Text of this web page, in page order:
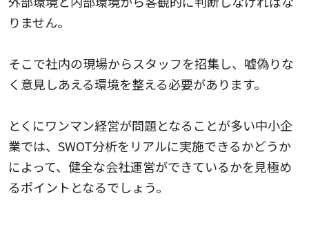
りません。
そこで社内の現場からスタッフを招集し、嘘偽りな
く意見しあえる環境を整える必要があります。
とくにワンマン経営が問題となることが多い中小企
業では、SWOT分析をリアルに実施できるかどうか
によって、健全な会社運営ができているかを見極め
るポイントとなるでしょう。